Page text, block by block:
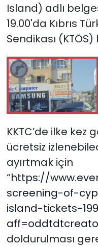
Island) adlı
19.00'da Kıbrıs
Sendikası
KKTC’de ilke
ücretsiz
ayırtmak için
“https://
screening-of-
island-tickets-
doldurulması
SAĞLIK
Teknoloji
TÜRKiYE
Video Galeri
YAŞAM
Yazarlar